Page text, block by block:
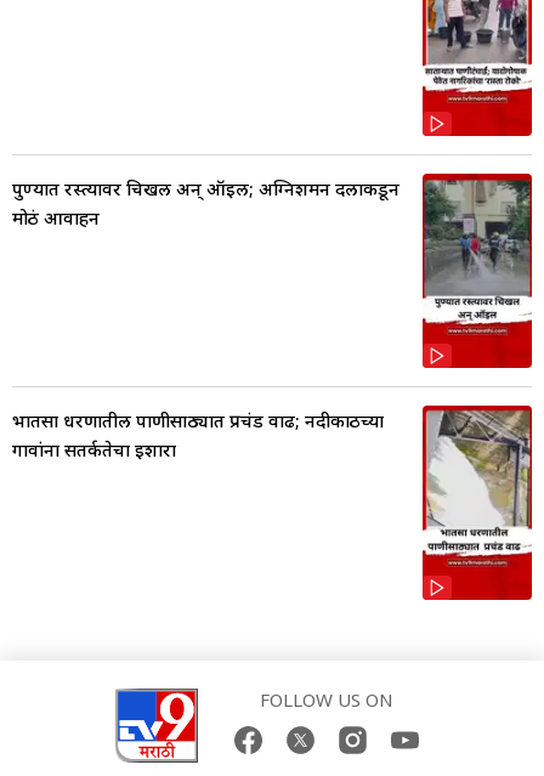
पुण्यात रस्त्यावर चिखल अन् ऑइल; अग्निशमन दलाकडून
मोठं आवाहन
भातसा धरणातील पाणीसाठ्यात प्रचंड वाढ; नदीकाठच्या
गावांना सतर्कतेचा इशारा
FOLLOW US ON